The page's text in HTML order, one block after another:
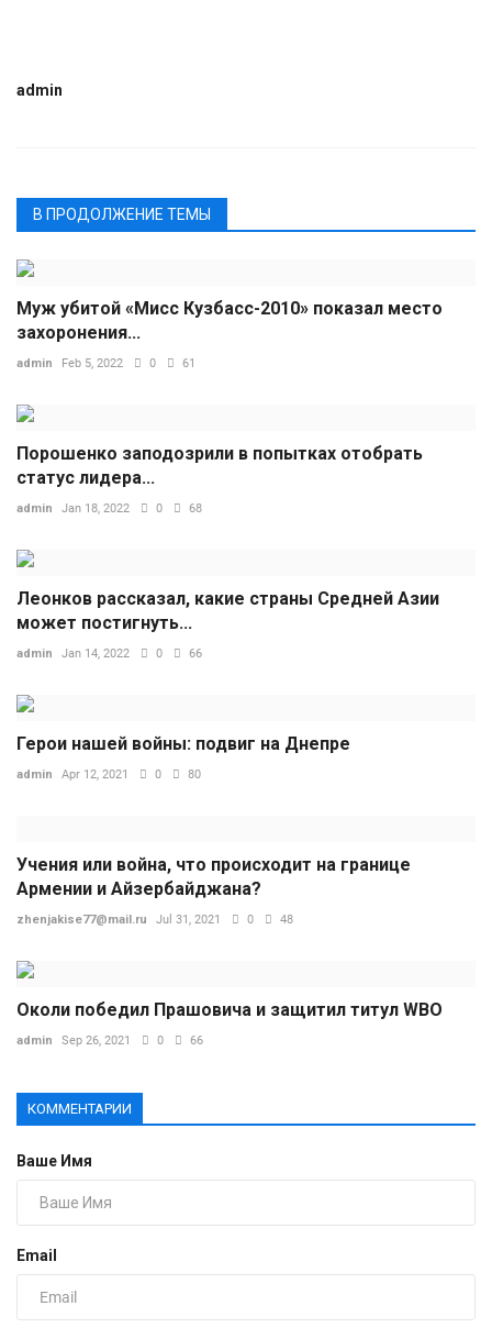
admin
В ПРОДОЛЖЕНИЕ ТЕМЫ
Муж убитой «Мисс Кузбасс-2010» показал место
захоронения...
admin Feb 5, 2022 0 61
Порошенко заподозрили в попытках отобрать
статус лидера...
admin Jan 18, 2022 0 68
Леонков рассказал, какие страны Средней Азии
может постигнуть...
admin Jan 14, 2022 0 66
Герои нашей войны: подвиг на Днепре
admin Apr 12, 2021 0 80
Учения или война, что происходит на границе
Армении и Айзербайджана?
zhenjakise77@mail.ru Jul 31, 2021 0 48
Околи победил Прашовича и защитил титул WBO
admin Sep 26, 2021 0 66
КОММЕНТАРИИ
Ваше Имя
Email